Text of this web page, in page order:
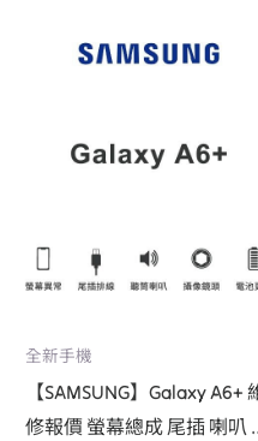
全新手機
【SAMSUNG】Galaxy A6+
修報價 螢幕總成 尾插 喇叭
格
範
NT$3,490